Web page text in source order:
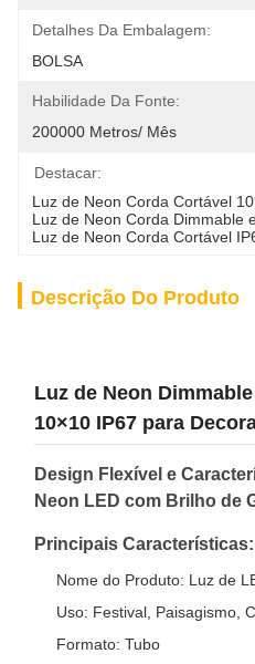
Detalhes Da Embalagem:
BOLSA
Habilidade Da Fonte:
200000 Metros/ Mês
Destacar:
Luz de Neon Corda Cortável
Luz de Neon Corda Dimmable
Luz de Neon Corda Cortável
Descrição Do Produto
Luz de Neon
10×10 IP67 para
Design Flexível e
Neon LED com Brilho de
Principais Características:
Nome do Produto: Luz de
Uso: Festival, Paisagismo,
Formato: Tubo